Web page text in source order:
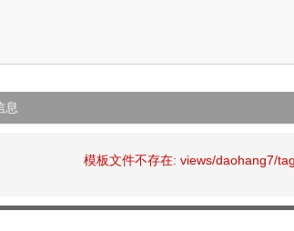
息
模板文件不存在: views/daohang7/